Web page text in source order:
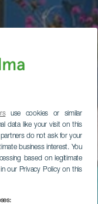
use cookies or similar
data like your visit on this
do not ask for your
business interest. You
based on legitimate
our Privacy Policy on this